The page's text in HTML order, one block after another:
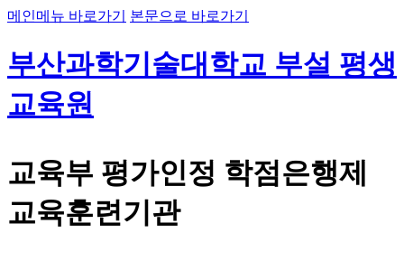
메인메뉴 바로가기 본문으로 바로가기
부산과학기술대학교 부설 평생
교육원
교육부 평가인정 학점은행제
교육훈련기관